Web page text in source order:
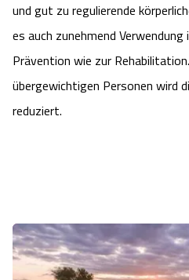
und gut zu regulierende
es auch zunehmend
Prävention wie zur
übergewichtigen Personen wird
reduziert.